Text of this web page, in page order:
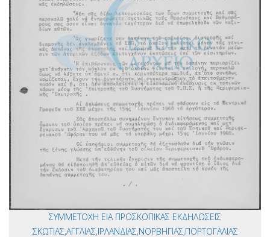
ΣΥΜΜΕΤΟΧΗ ΕΙΑ ΠΡΟΣΚΟΠΙΚΑΣ ΕΚΔΗΛΩΣΕΙΣ
ΣΚΩΤΙΑΣ,ΑΓΓΛΙΑΣ,ΙΡΛΑΝΔΙΑΣ,ΝΟΡΒΗΓΙΑΣ,ΠΟΡΤΟΓΑΛΙΑΣ